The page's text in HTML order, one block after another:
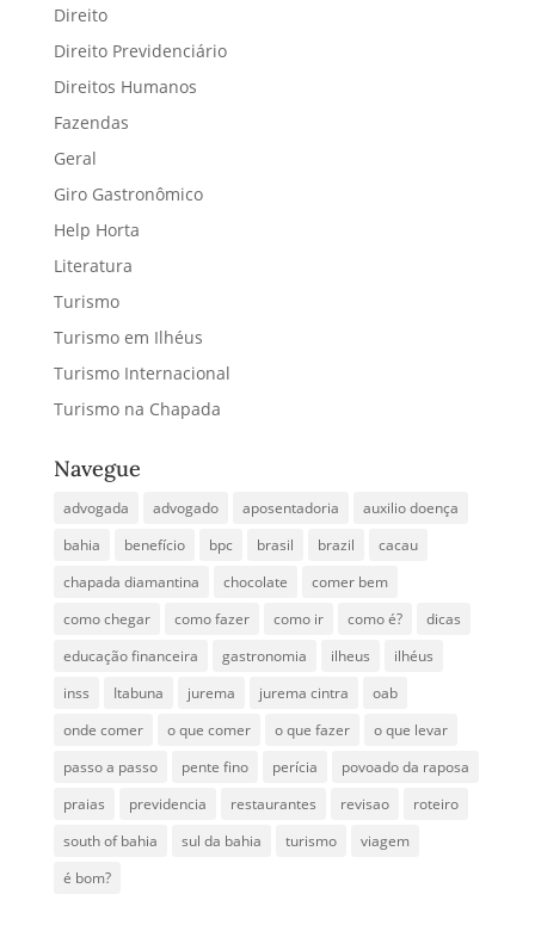
Direito
Direito Previdenciário
Direitos Humanos
Fazendas
Geral
Giro Gastronômico
Help Horta
Literatura
Turismo
Turismo em Ilhéus
Turismo Internacional
Turismo na Chapada
Navegue
advogada advogado aposentadoria
auxilio doença
bahia
benefício bpc brasil brazil
cacau
chapada diamantina
chocolate
comer bem
como chegar
como fazer como ir como é?
dicas
educação financeira
gastronomia ilheus
ilhéus
inss
Itabuna jurema jurema cintra
oab
onde comer
o que comer o que fazer
o que levar
passo a passo
pente fino perícia
povoado da raposa
praias
previdencia restaurantes revisao
roteiro
south of bahia
sul da bahia turismo
viagem
é bom?